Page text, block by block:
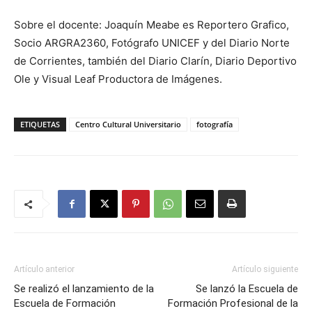
Sobre el docente: Joaquín Meabe es Reportero Grafico,
Socio ARGRA2360, Fotógrafo UNICEF y del Diario Norte
de Corrientes, también del Diario Clarín, Diario Deportivo
Ole y Visual Leaf Productora de Imágenes.
ETIQUETAS Centro Cultural Universitario fotografía
Artículo anterior
Se realizó el lanzamiento de la
Escuela de Formación
Artículo siguiente
Se lanzó la Escuela de
Formación Profesional de la